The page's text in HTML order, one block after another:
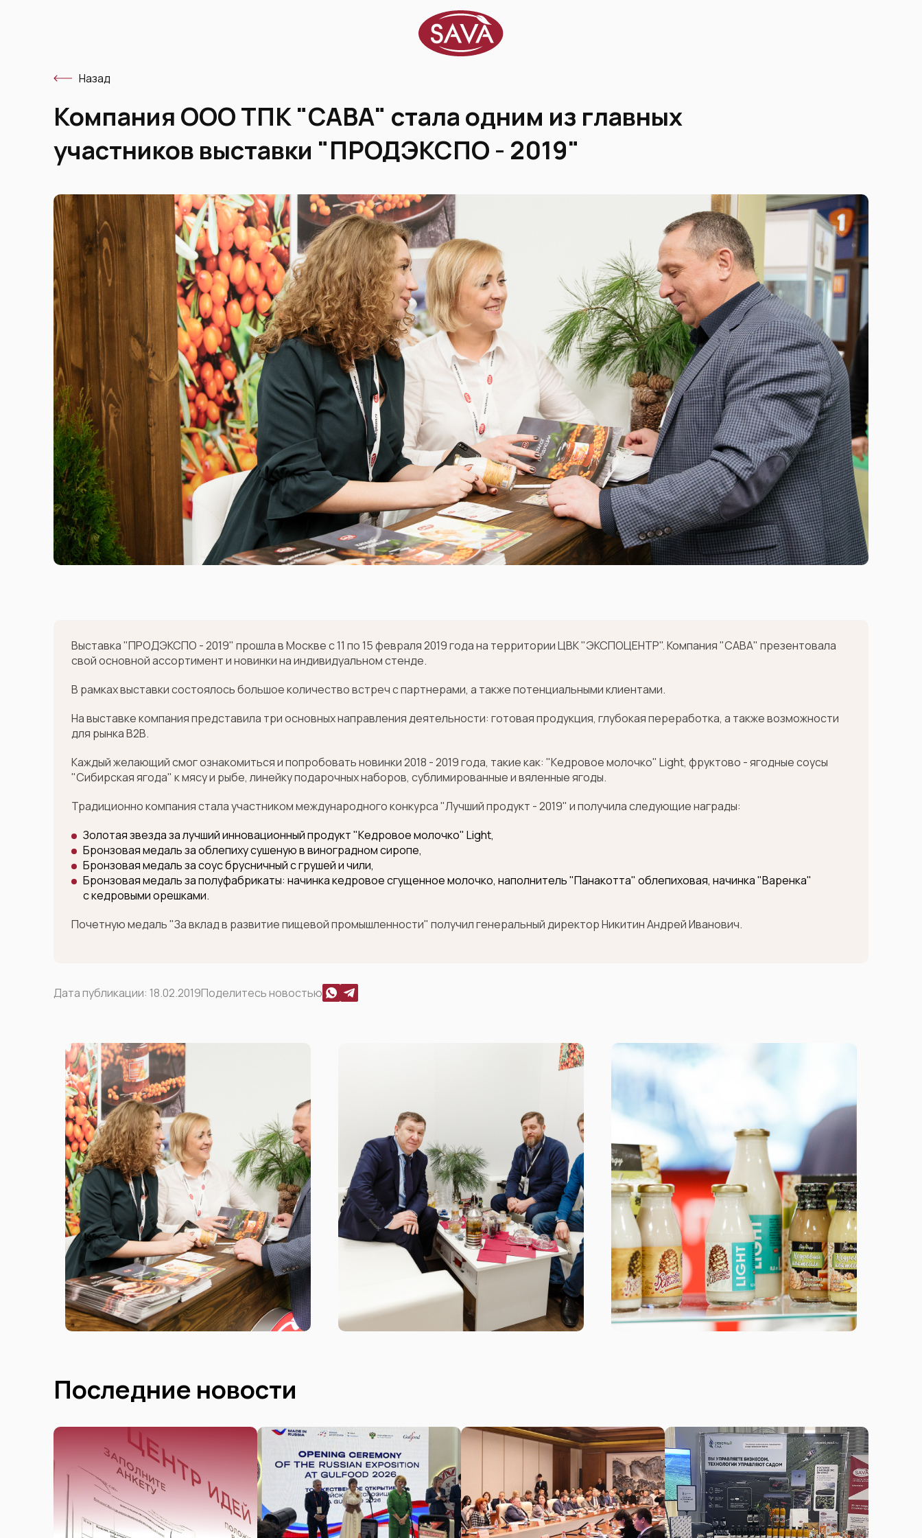
Назад
Компания ООО ТПК "САВА" стала одним из главных
участников выставки "ПРОДЭКСПО - 2019"
Выставка "ПРОДЭКСПО - 2019" прошла в Москве с 11 по 15 февраля 2019 года на территории ЦВК "ЭКСПОЦЕНТР". Компания "САВА" презентовала
свой основной ассортимент и новинки на индивидуальном стенде.
В рамках выставки состоялось большое количество встреч с партнерами, а также потенциальными клиентами.
На выставке компания представила три основных направления деятельности: готовая продукция, глубокая переработка, а также возможности
для рынка В2В.
Каждый желающий смог ознакомиться и попробовать новинки 2018 - 2019 года, такие как: "Кедровое молочко" Light, фруктово - ягодные соусы
"Сибирская ягода" к мясу и рыбе, линейку подарочных наборов, сублимированные и вяленные ягоды.
Традиционно компания стала участником международного конкурса "Лучший продукт - 2019" и получила следующие награды:
Золотая звезда за лучший инновационный продукт "Кедровое молочко" Light,
Бронзовая медаль за облепиху сушеную в виноградном сиропе,
Бронзовая медаль за соус брусничный с грушей и чили,
Бронзовая медаль за полуфабрикаты: начинка кедровое сгущенное молочко, наполнитель "Панакотта" облепиховая, начинка "Варенка"
с кедровыми орешками.
Почетную медаль "За вклад в развитие пищевой промышленности" получил генеральный директор Никитин Андрей Иванович.
Дата публикации: 18.02.2019Поделитесь новостью
Последние новости